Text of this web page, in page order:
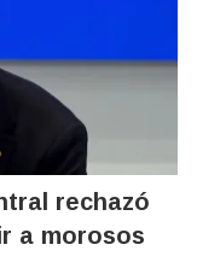
rechazó
a morosos